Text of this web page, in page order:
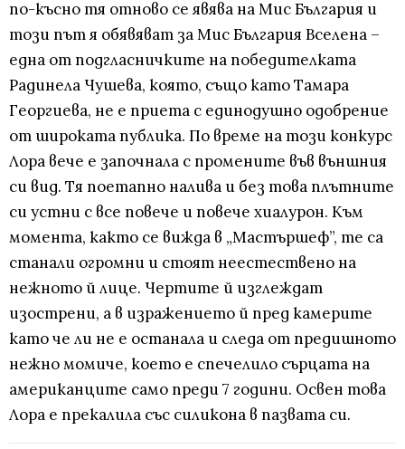
по-късно тя отново се явява на Мис България и
този път я обявяват за Мис България Вселена –
една от подгласничките на победителката
Радинела Чушева, която, също като Тамара
Георгиева, не е приета с единодушно одобрение
от широката публика. По време на този конкурс
Лора вече е започнала с промените във външния
си вид. Тя поетапно налива и без това плътните
си устни с все повече и повече хиалурон. Към
момента, както се вижда в „Мастършеф”, те са
станали огромни и стоят неестествено на
нежното й лице. Чертите й изглеждат
изострени, а в изражението й пред камерите
като че ли не е останала и следа от предишното
нежно момиче, което е спечелило сърцата на
американците само преди 7 години. Освен това
Лора е прекалила със силикона в пазвата си.